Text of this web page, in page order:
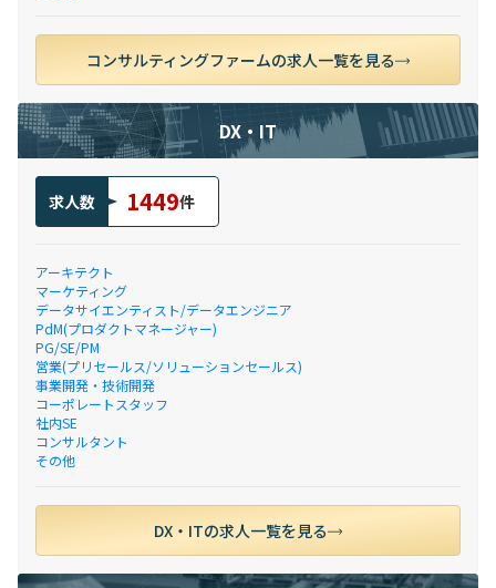
コンサルティングファームの求人一覧を見る
DX・IT
求人数 1449件
アーキテクト
マーケティング
データサイエンティスト/データエンジニア
PdM(プロダクトマネージャー)
PG/SE/PM
営業(プリセールス/ソリューションセールス)
事業開発・技術開発
コーポレートスタッフ
社内SE
コンサルタント
その他
DX・ITの求人一覧を見る